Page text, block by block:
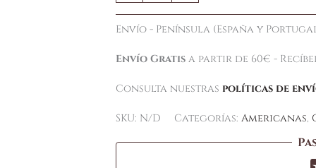
Envío - Península (España y
Envío Gratisa partir de 60€ -
Consulta nuestras políticas de
SKU: N/D Categorías: Americanas,